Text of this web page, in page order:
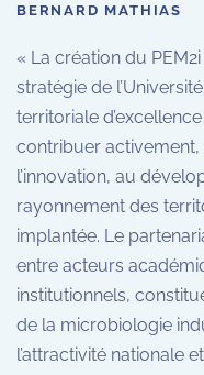
BERNARD MATHIAS
« La création du
stratégie de
territoriale
contribuer
l’innovation, au
rayonnement des
implantée. Le
entre acteurs
institutionnels,
de la microbiologie
l’attractivité nationale